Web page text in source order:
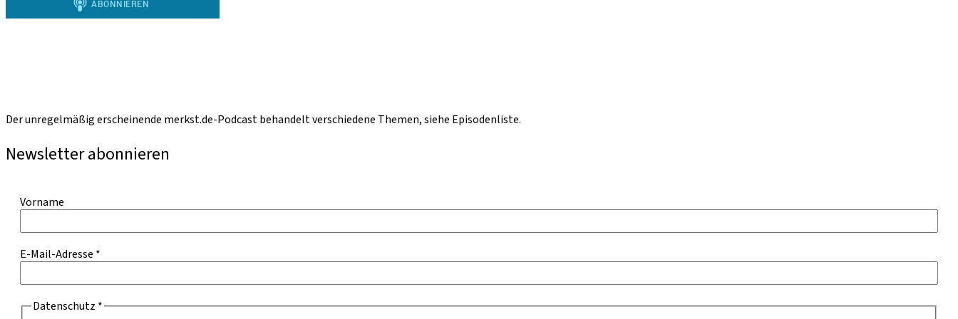
Der unregelmäßig erscheinende merkst.de-Podcast behandelt verschiedene Themen, siehe Episodenliste.
Newsletter abonnieren
Vorname
E-Mail-Adresse *
Datenschutz *